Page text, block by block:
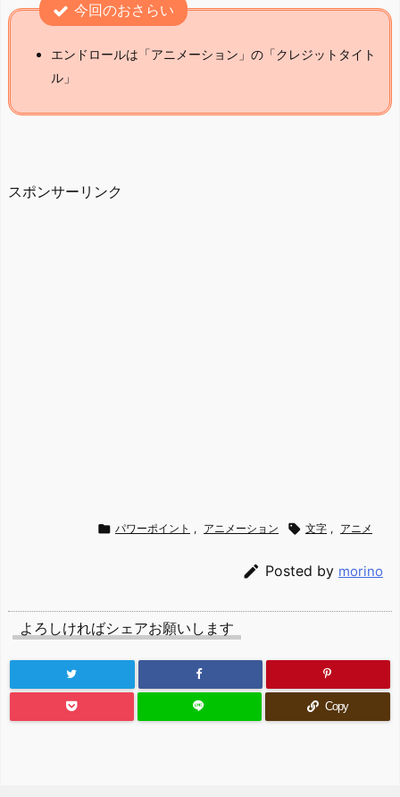
今回のおさらい
エンドロールは「アニメーション」の「クレジットタイト
ル」
スポンサーリンク
 パワーポイント , アニメーション  文字 , アニメ
 Posted by morino
よろしければシェアお願いします
Copy